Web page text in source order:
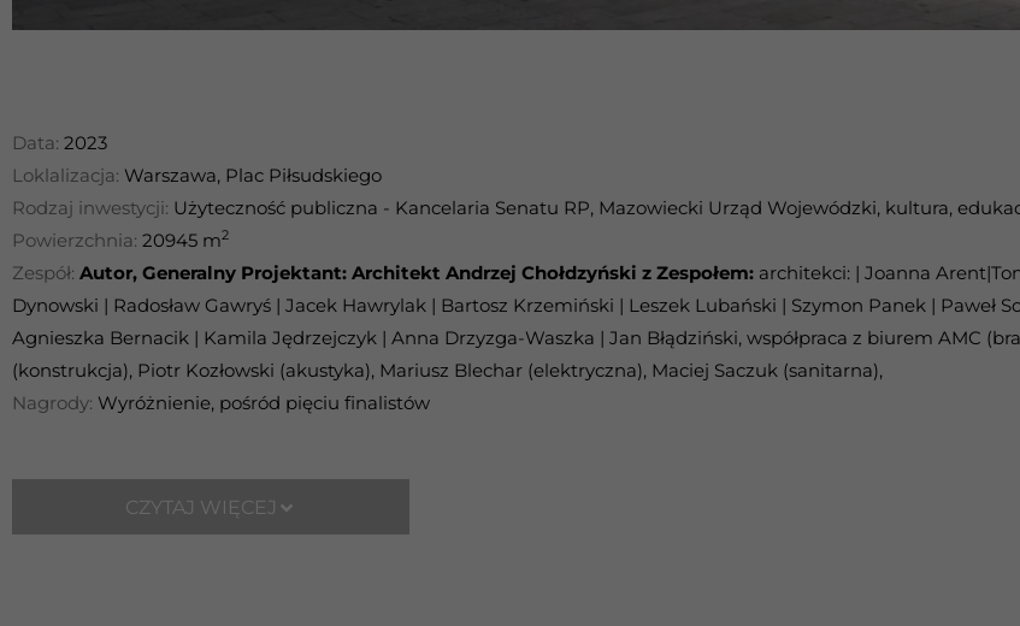
Data: 2023
Loklalizacja: Warszawa, Plac Piłsudskiego
Rodzaj inwestycji: Użyteczność publiczna - Kancelaria Senatu RP, Mazowiecki Urząd Wojewódzki, kultura,
Powierzchnia: 20945 m2
Zespół: Autor, Generalny Projektant: Architekt Andrzej Chołdzyński z Zespołem: architekci: | Joanna
Dynowski | Radosław Gawryś | Jacek Hawrylak | Bartosz Krzemiński | Leszek Lubański | Szymon Panek | Paweł
Agnieszka Bernacik | Kamila Jędrzejczyk | Anna Drzyzga-Waszka | Jan Błądziński, współpraca z biurem AMC
(konstrukcja), Piotr Kozłowski (akustyka), Mariusz Blechar (elektryczna), Maciej Saczuk (sanitarna),
Nagrody: Wyróżnienie, pośród pięciu finalistów
CZYTAJ WIĘCEJ